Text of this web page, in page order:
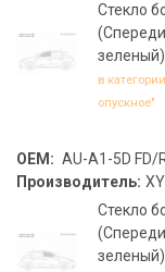
Стекло
в
опускное"
OEM: AU-A1-5D FD/
Производитель:
Стекло